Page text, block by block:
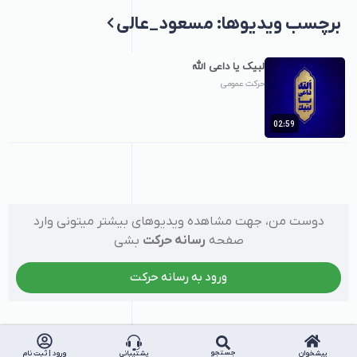
برچسب‌ ویدیوها: مسعود_عالی
02:59
لبیک یا داعی الله
حرکت عمومی
دوست من، جهت مشاهده ویدیوهای بیشتر میتونی وارد
صفحه رسانه حرکت بشی
ورود به رسانه حرکت
پیشخوان جستجو پشتیبانی ورود | ثبت نام